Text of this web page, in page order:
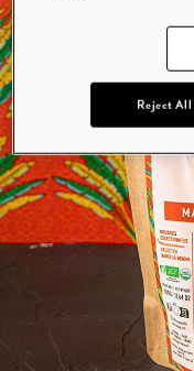
Reject All